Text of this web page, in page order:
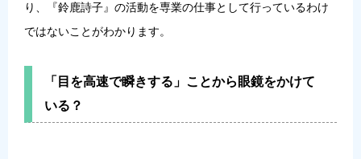
り、『鈴鹿詩子』の活動を専業の仕事として行っているわけ
ではないことがわかります。
「目を高速で瞬きする」ことから眼鏡をかけて
いる？